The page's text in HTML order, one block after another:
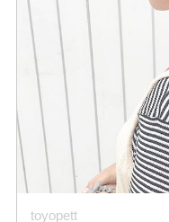
toyopett